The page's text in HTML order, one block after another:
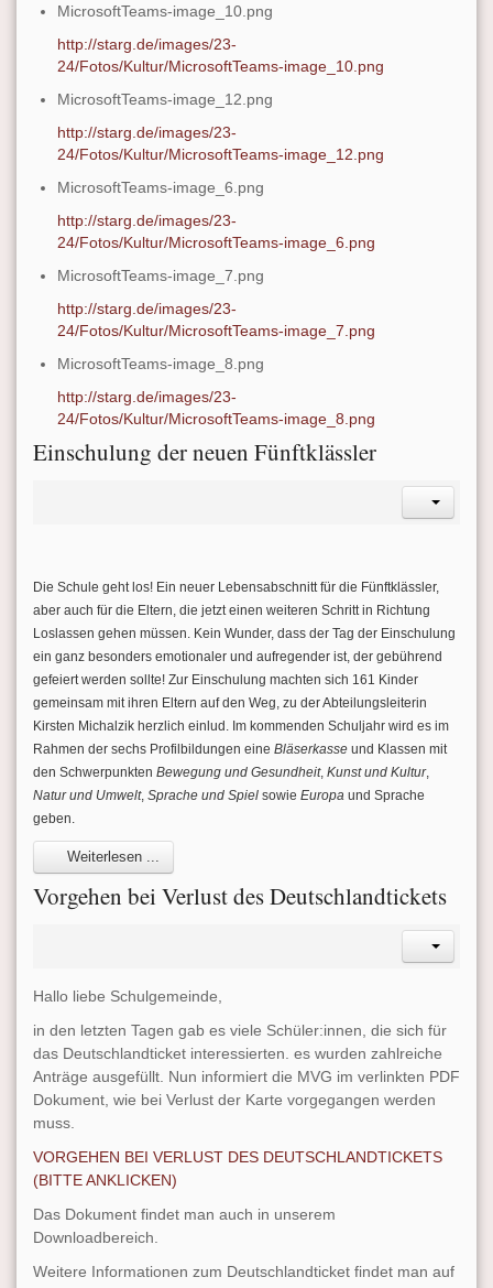
MicrosoftTeams-image_10.png
http://starg.de/images/23-
24/Fotos/Kultur/MicrosoftTeams-image_10.png
MicrosoftTeams-image_12.png
http://starg.de/images/23-
24/Fotos/Kultur/MicrosoftTeams-image_12.png
MicrosoftTeams-image_6.png
http://starg.de/images/23-
24/Fotos/Kultur/MicrosoftTeams-image_6.png
MicrosoftTeams-image_7.png
http://starg.de/images/23-
24/Fotos/Kultur/MicrosoftTeams-image_7.png
MicrosoftTeams-image_8.png
http://starg.de/images/23-
24/Fotos/Kultur/MicrosoftTeams-image_8.png
Einschulung der neuen Fünftklässler
Die Schule geht los! Ein neuer Lebensabschnitt für die Fünftklässler,
aber auch für die Eltern, die jetzt einen weiteren Schritt in Richtung
Loslassen gehen müssen. Kein Wunder, dass der Tag der Einschulung
ein ganz besonders emotionaler und aufregender ist, der gebührend
gefeiert werden sollte! Zur Einschulung machten sich 161 Kinder
gemeinsam mit ihren Eltern auf den Weg, zu der Abteilungsleiterin
Kirsten Michalzik herzlich einlud. Im kommenden Schuljahr wird es im
Rahmen der sechs Profilbildungen eine Bläserkasse und Klassen mit
den Schwerpunkten Bewegung und Gesundheit, Kunst und Kultur,
Natur und Umwelt, Sprache und Spiel sowie Europa und Sprache
geben.
Weiterlesen ...
Vorgehen bei Verlust des Deutschlandtickets
Hallo liebe Schulgemeinde,
in den letzten Tagen gab es viele Schüler:innen, die sich für
das Deutschlandticket interessierten. es wurden zahlreiche
Anträge ausgefüllt. Nun informiert die MVG im verlinkten PDF
Dokument, wie bei Verlust der Karte vorgegangen werden
muss.
VORGEHEN BEI VERLUST DES DEUTSCHLANDTICKETS
(BITTE ANKLICKEN)
Das Dokument findet man auch in unserem
Downloadbereich.
Weitere Informationen zum Deutschlandticket findet man auf